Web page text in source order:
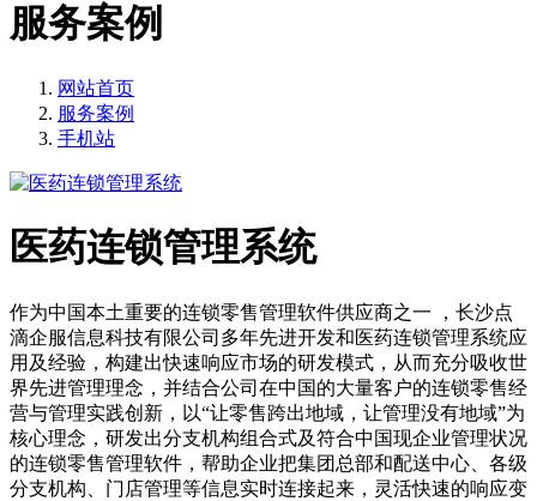
服务案例
网站首页
服务案例
手机站
医药连锁管理系统
作为中国本土重要的连锁零售管理软件供应商之一 ，长沙点
滴企服信息科技有限公司多年先进开发和医药连锁管理系统应
用及经验，构建出快速响应市场的研发模式，从而充分吸收世
界先进管理理念，并结合公司在中国的大量客户的连锁零售经
营与管理实践创新，以“让零售跨出地域，让管理没有地域”为
核心理念，研发出分支机构组合式及符合中国现企业管理状况
的连锁零售管理软件，帮助企业把集团总部和配送中心、各级
分支机构、门店管理等信息实时连接起来，灵活快速的响应变